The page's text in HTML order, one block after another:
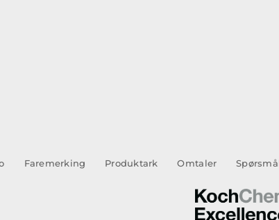
Faremerking Produktark Omtaler Spørsmål